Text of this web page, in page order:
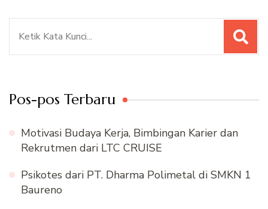
Pos-pos Terbaru
Motivasi Budaya Kerja, Bimbingan Karier dan
Rekrutmen dari LTC CRUISE
Psikotes dari PT. Dharma Polimetal di SMKN 1
Baureno